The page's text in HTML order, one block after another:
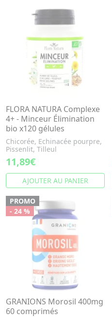
FLORA NATURA Complexe
4+ - Minceur Élimination
bio x120 gélules
Chicorée, Echinacée pourpre,
Pissenlit, Tilleul
11,89€
AJOUTER AU PANIER
PROMO
- 24 %
GRANIONS Morosil 400mg
60 comprimés